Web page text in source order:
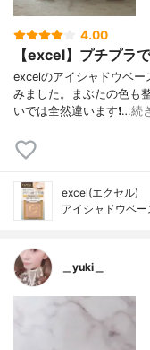
4.00
【excel】プチプラ
excelのアイシャドウベー
みました。まぶたの色も
いでは全然違います❗…続
excel(エクセル)
アイシャドウベー
＿yuki＿